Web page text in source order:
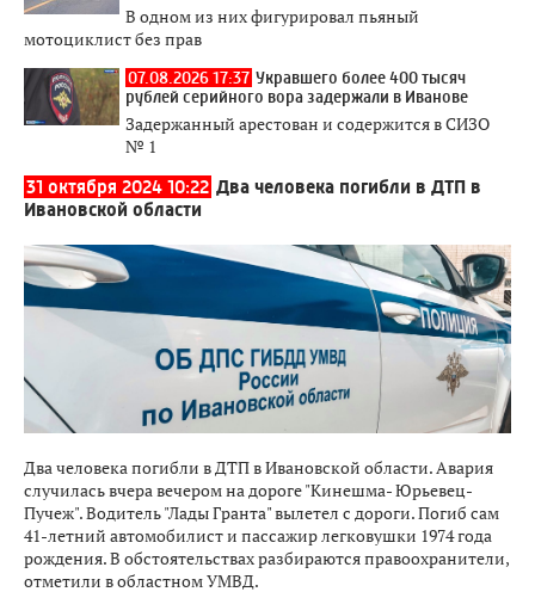
В одном из них фигурировал пьяный
мотоциклист без прав
07.08.2026 17:37 Укравшего более 400 тысяч
рублей серийного вора задержали в Иванове
Задержанный арестован и содержится в СИЗО
№ 1
31 октября 2024 10:22 Два человека погибли в ДТП в
Ивановской области
Два человека погибли в ДТП в Ивановской области. Авария
случилась вчера вечером на дороге "Кинешма- Юрьевец-
Пучеж". Водитель "Лады Гранта" вылетел с дороги. Погиб сам
41-летний автомобилист и пассажир легковушки 1974 года
рождения. В обстоятельствах разбираются правоохранители,
отметили в областном УМВД.